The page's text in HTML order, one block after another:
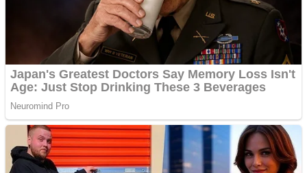
Cutit cositoare KUHN
Creez aplicatie
ANDROID pentru siteul
tau